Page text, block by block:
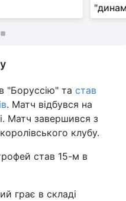
"Боруссію" та став
. Матч відбувся на
Матч завершився з
клубу.
став 15-м в
грає в складі